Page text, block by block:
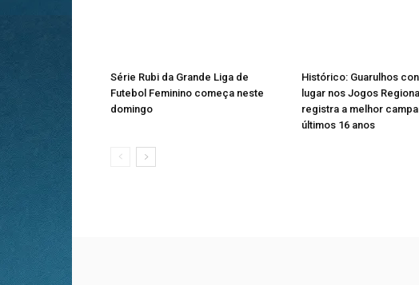
Série Rubi da Grande Liga de
Futebol Feminino começa neste
domingo
Histórico: Guarulhos
lugar nos Jogos
registra a melhor
últimos 16 anos